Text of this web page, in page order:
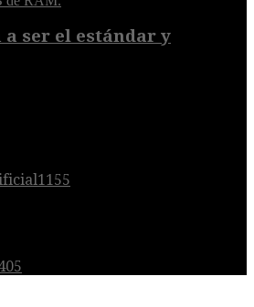
a ser el estándar y
1155